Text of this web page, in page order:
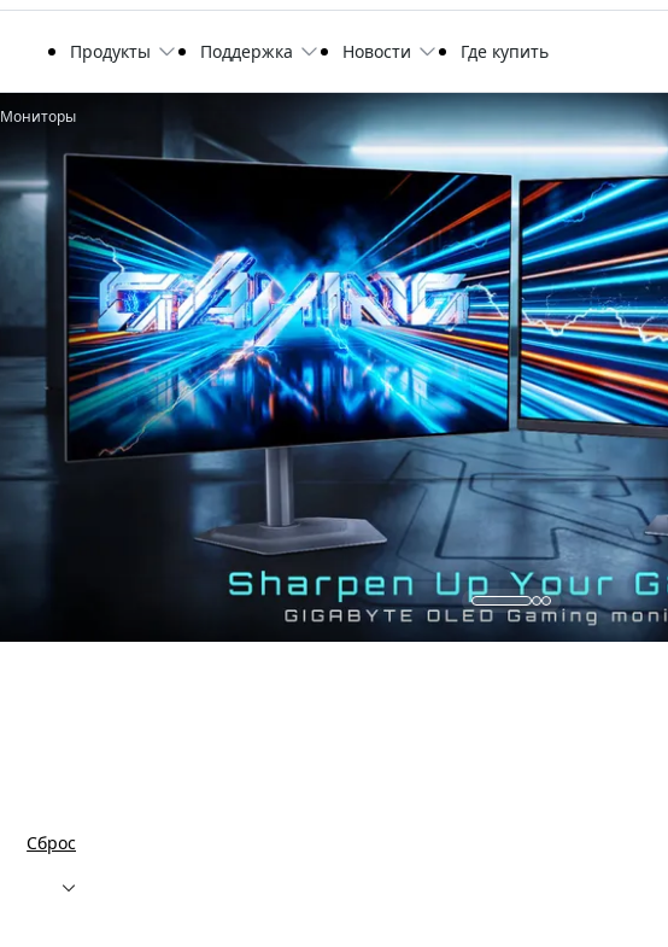
Продукты Поддержка Новости Где купить
Мониторы
Сброс